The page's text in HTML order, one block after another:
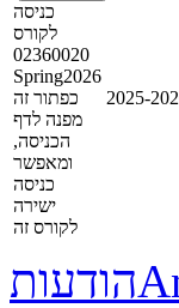
כניסה
לקורס
02360020
Spring2026
כפתור זה
מפנה לדף
הכניסה,
ומאפשר
כניסה
ישירה
לקורס זה
הודעות